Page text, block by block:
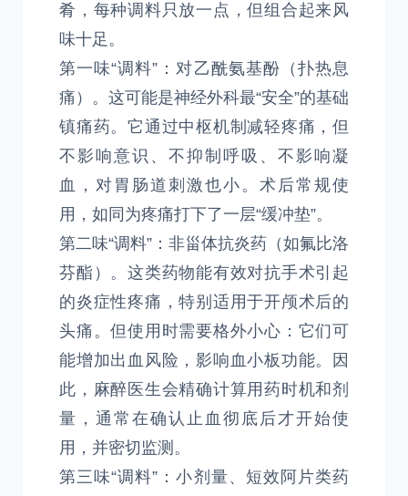
肴，每种调料只放一点，但组合起来风
味十足。
第一味“调料”：对乙酰氨基酚（扑热息
痛）。这可能是神经外科最“安全”的基础
镇痛药。它通过中枢机制减轻疼痛，但
不影响意识、不抑制呼吸、不影响凝
血，对胃肠道刺激也小。术后常规使
用，如同为疼痛打下了一层“缓冲垫”。
第二味“调料”：非甾体抗炎药（如氟比洛
芬酯）。这类药物能有效对抗手术引起
的炎症性疼痛，特别适用于开颅术后的
头痛。但使用时需要格外小心：它们可
能增加出血风险，影响血小板功能。因
此，麻醉医生会精确计算用药时机和剂
量，通常在确认止血彻底后才开始使
用，并密切监测。
第三味“调料”：小剂量、短效阿片类药